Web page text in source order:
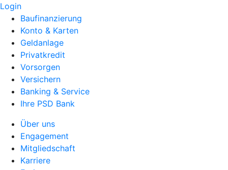
Login
Baufinanzierung
Konto & Karten
Geldanlage
Privatkredit
Vorsorgen
Versichern
Banking & Service
Ihre PSD Bank
Über uns
Engagement
Mitgliedschaft
Karriere